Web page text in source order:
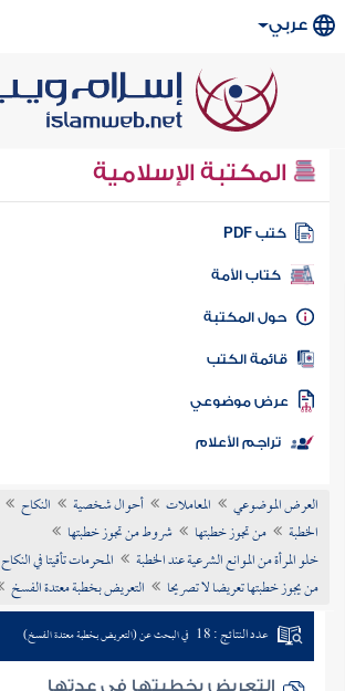
عربي
المكتبة الإسلامية
كتب PDF
كتاب الأمة
المكتبة
الكتب
موضوعي
تراجم الأعلام
العرض الموضوعي المعاملات أحوال شخصية النكاح
الخطبة
من تجوز خطبتها
شروط من تجوز خطبتها
خلو المرأة من الموانع الشرعية عند الخطبة
المحرمات تأقيتا في النكاح
من يجوز خطبتها تعريضا لا تصريحا
التعريض بخطبة معتدة الفسخ
عدد النتائج : 18 في البحث عن (التعريض بخطبة معتدة الفسخ)
التعريض بخطبتها في عدتها